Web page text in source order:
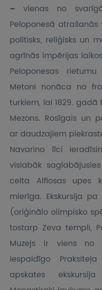
– vienas no
Peloponesā
politisks, reliģisks un
agrīnās impērijas
Peloponesas
Metoni nonāca no
turkiem, lai 1829.
Mezons. Rosīgais un
ar daudzajiem
Navarino līci
vislabāk
celta Alfiosas upes
mierīga. Ekskursija
(oriģinālo olimpisko
tostarp Zeva templi,
Muzejs ir viens no
iespaidīgo
apskates